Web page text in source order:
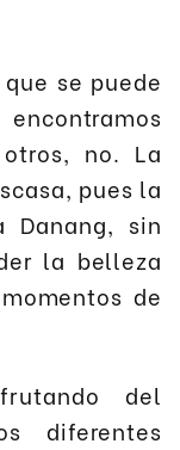
se puede
no. La
pues la
sin
la belleza
de
del
diferentes